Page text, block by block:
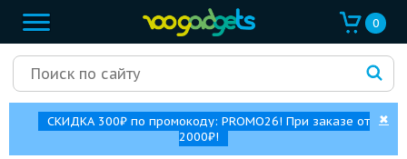
0
СКИДКА 300₽ по промокоду: PROMO26! При заказе от
2000₽!
✖